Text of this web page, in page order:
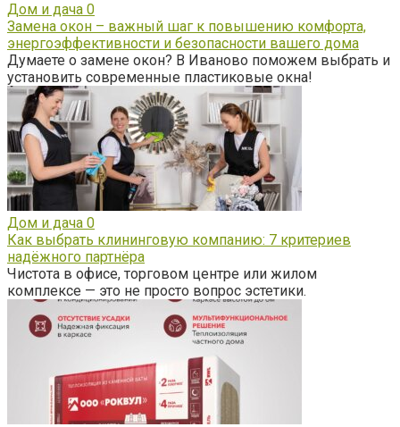
Дом и дача 0
Замена окон – важный шаг к повышению комфорта,
энергоэффективности и безопасности вашего дома
Думаете о замене окон? В Иваново поможем выбрать и
установить современные пластиковые окна!
Дом и дача 0
Как выбрать клининговую компанию: 7 критериев
надёжного партнёра
Чистота в офисе, торговом центре или жилом
комплексе — это не просто вопрос эстетики.